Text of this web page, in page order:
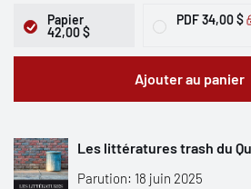
Papier
42,00 $
PDF34,00 $
Ajouter au panier
Les littératures trash du
Parution: 18 juin 2025